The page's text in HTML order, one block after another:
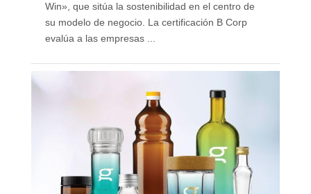
Win», que sitúa la sostenibilidad en el centro de
su modelo de negocio. La certificación B Corp
evalúa a las empresas ...